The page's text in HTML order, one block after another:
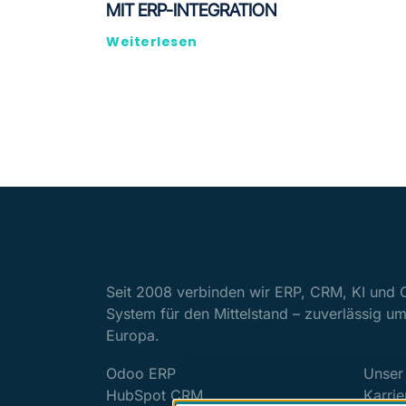
MIT ERP-INTEGRATION
Weiterlesen
Seit 2008 verbinden wir ERP, CRM, KI und
System für den Mittelstand – zuverlässig
Europa.
Odoo ERP
HubSpot CRM